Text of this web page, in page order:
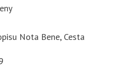
Nota Bene, Cesta